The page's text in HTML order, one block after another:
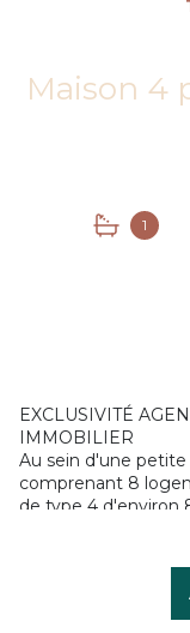
Maison 4 pièce(s) 3 chambre(s)
1
EXCLUSIVITÉ
IMMOBILIER
Au sein d'une
comprenant 8
de type 4 d'environ
Au rez-de-
lumineux salon/
cuisine ouverte et